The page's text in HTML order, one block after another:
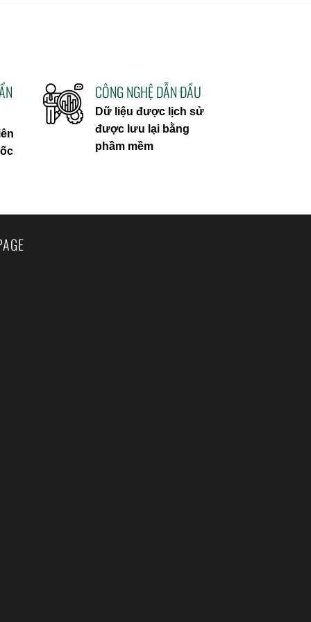
CÔNG NGHỆ DẪN ĐẦU
Dữ liệu được lịch sử
được lưu lại bằng
phầm mềm